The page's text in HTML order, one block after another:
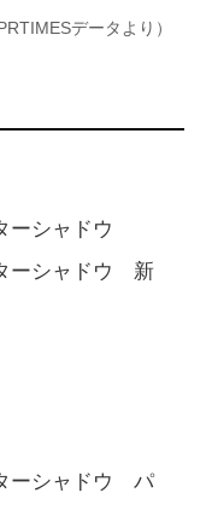
データより）
ーシャドウ
ーシャドウ 新
ーシャドウ パ